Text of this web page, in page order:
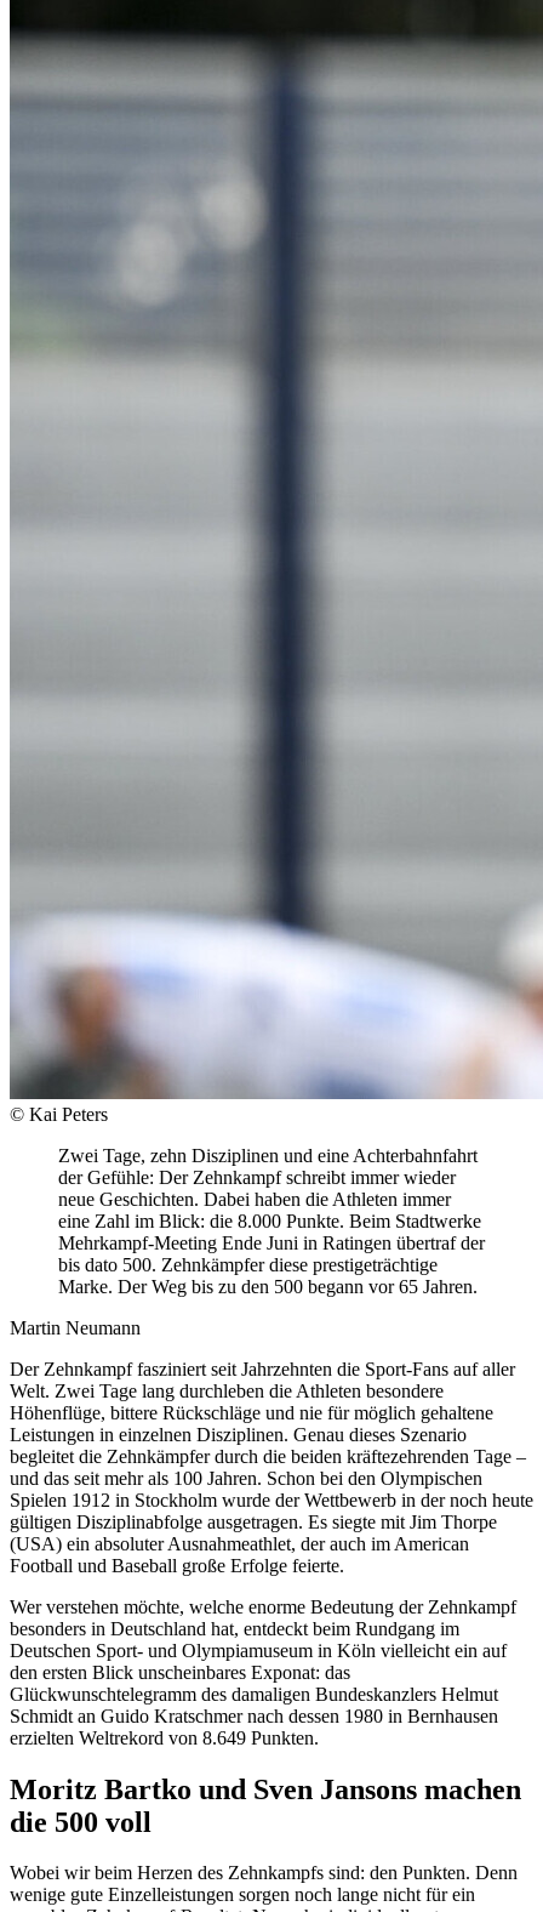
© Kai Peters
Zwei Tage, zehn Disziplinen und eine Achterbahnfahrt
der Gefühle: Der Zehnkampf schreibt immer wieder
neue Geschichten. Dabei haben die Athleten immer
eine Zahl im Blick: die 8.000 Punkte. Beim Stadtwerke
Mehrkampf-Meeting Ende Juni in Ratingen übertraf der
bis dato 500. Zehnkämpfer diese prestigeträchtige
Marke. Der Weg bis zu den 500 begann vor 65 Jahren.
Martin Neumann
Der Zehnkampf fasziniert seit Jahrzehnten die Sport-Fans auf aller
Welt. Zwei Tage lang durchleben die Athleten besondere
Höhenflüge, bittere Rückschläge und nie für möglich gehaltene
Leistungen in einzelnen Disziplinen. Genau dieses Szenario
begleitet die Zehnkämpfer durch die beiden kräftezehrenden Tage –
und das seit mehr als 100 Jahren. Schon bei den Olympischen
Spielen 1912 in Stockholm wurde der Wettbewerb in der noch heute
gültigen Disziplinabfolge ausgetragen. Es siegte mit Jim Thorpe
(USA) ein absoluter Ausnahmeathlet, der auch im American
Football und Baseball große Erfolge feierte.
Wer verstehen möchte, welche enorme Bedeutung der Zehnkampf
besonders in Deutschland hat, entdeckt beim Rundgang im
Deutschen Sport- und Olympiamuseum in Köln vielleicht ein auf
den ersten Blick unscheinbares Exponat: das
Glückwunschtelegramm des damaligen Bundeskanzlers Helmut
Schmidt an Guido Kratschmer nach dessen 1980 in Bernhausen
erzielten Weltrekord von 8.649 Punkten.
Moritz Bartko und Sven Jansons machen
die 500 voll
Wobei wir beim Herzen des Zehnkampfs sind: den Punkten. Denn
wenige gute Einzelleistungen sorgen noch lange nicht für ein